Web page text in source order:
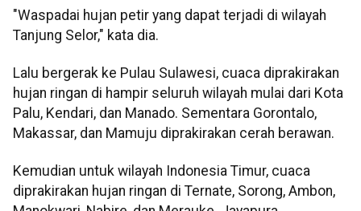
"Waspadai hujan petir yang dapat terjadi di wilayah
Tanjung Selor," kata dia.
Lalu bergerak ke Pulau Sulawesi, cuaca diprakirakan
hujan ringan di hampir seluruh wilayah mulai dari Kota
Palu, Kendari, dan Manado. Sementara Gorontalo,
Makassar, dan Mamuju diprakirakan cerah berawan.
Kemudian untuk wilayah Indonesia Timur, cuaca
diprakirakan hujan ringan di Ternate, Sorong, Ambon,